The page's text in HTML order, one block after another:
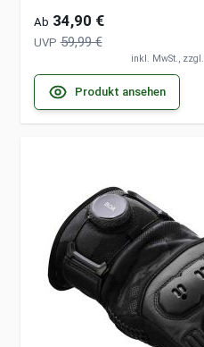
Ab 34,90 €
UVP 59,99 €
inkl. MwSt., zzgl.
Produkt ansehen